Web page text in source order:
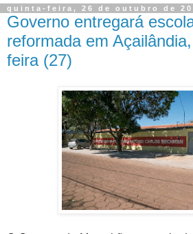
quinta-feira, 26 de outubro de
Governo entregará
reformada em
feira (27)